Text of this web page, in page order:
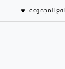
المجموعة